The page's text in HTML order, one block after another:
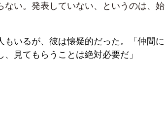
い。発表していない、というのは、始
もいるが、彼は懐疑的だった。「仲間に
見てもらうことは絶対必要だ」